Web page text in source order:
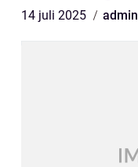
14 juli 2025 admin